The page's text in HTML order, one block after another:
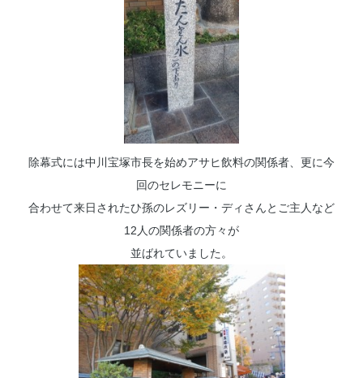
除幕式には中川宝塚市長を始めアサヒ飲料の関係者、更に今
回のセレモニーに
合わせて来日されたひ孫のレズリー・ディさんとご主人など
12人の関係者の方々が
並ばれていました。